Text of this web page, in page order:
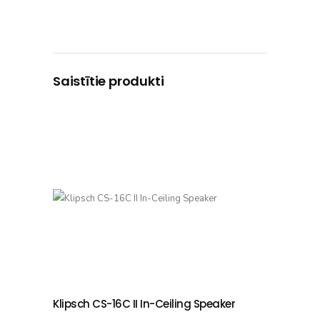
Saistītie produkti
PIEVIENOT GROZAM
Klipsch CS-16C II In-Ceiling Speaker